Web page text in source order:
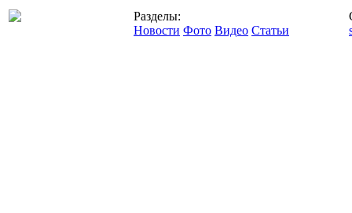
Разделы:
Новости Фото Видео Статьи